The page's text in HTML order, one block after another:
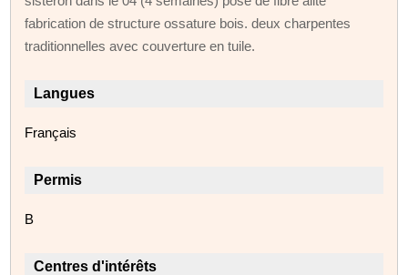
fabrication de structure ossature bois. deux charpentes
traditionnelles avec couverture en tuile.
Langues
Français
Permis
B
Centres d'intérêts